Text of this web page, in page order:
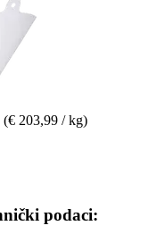
(€ 203,99 / kg)
podaci: